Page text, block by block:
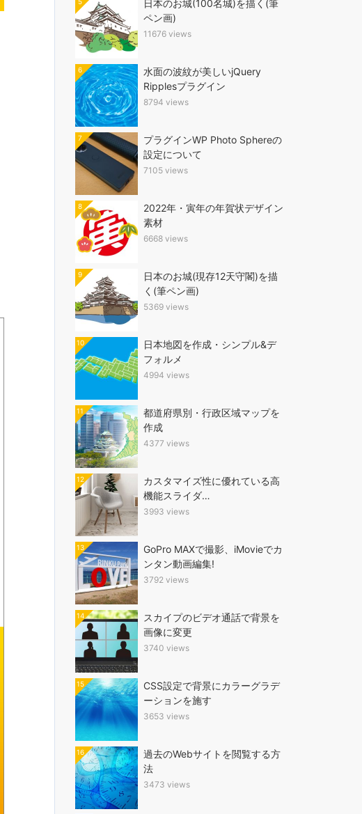
日本のお城(100名城)を描く(筆
ペン画)
11676 views
6
水面の波紋が美しいjQuery
Ripplesプラグイン
8794 views
7
プラグインWP Photo Sphereの
設定について
7105 views
8
2022年・寅年の年賀状デザイン
素材
6668 views
9
日本のお城(現存12天守閣)を描
く(筆ペン画)
5369 views
10
日本地図を作成・シンプル&デ
フォルメ
4994 views
11
都道府県別・行政区域マップを
作成
4377 views
12
カスタマイズ性に優れている高
機能スライダ…
3993 views
13
GoPro MAXで撮影、iMovieでカ
ンタン動画編集!
3792 views
14
スカイプのビデオ通話で背景を
画像に変更
3740 views
15
CSS設定で背景にカラーグラデ
ーションを施す
3653 views
16
過去のWebサイトを閲覧する方
法
3473 views